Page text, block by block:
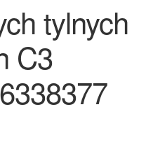
tylnych
C3